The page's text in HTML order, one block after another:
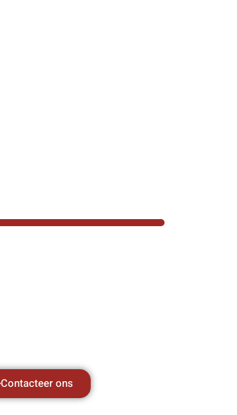
Contacteer ons